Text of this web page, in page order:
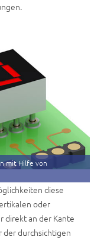
mit Hilfe von
diese
oder
direkt an der Kante
der durchsichtigen